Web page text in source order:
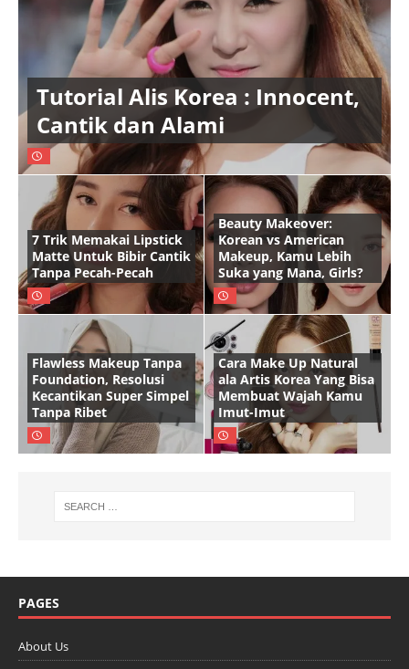
Tutorial Alis Korea : Innocent,
Cantik dan Alami
7 Trik Memakai Lipstick
Matte Untuk Bibir Cantik
Tanpa Pecah-Pecah
Beauty Makeover:
Korean vs American
Makeup, Kamu Lebih
Suka yang Mana, Girls?
Flawless Makeup Tanpa
Foundation, Resolusi
Kecantikan Super Simpel
Tanpa Ribet
Cara Make Up Natural
ala Artis Korea Yang Bisa
Membuat Wajah Kamu
Imut-Imut
PAGES
About Us